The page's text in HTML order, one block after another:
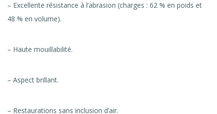
– Excellente résistance à l’abrasion (charges : 62 % en poids et
48 % en volume).
– Haute mouillabilité.
– Aspect brillant.
– Restaurations sans inclusion d’air.